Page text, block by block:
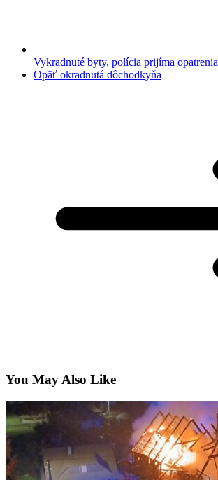
Vykradnuté byty, polícia prijíma opatrenia
Opäť okradnutá dôchodkyňa
You May Also Like